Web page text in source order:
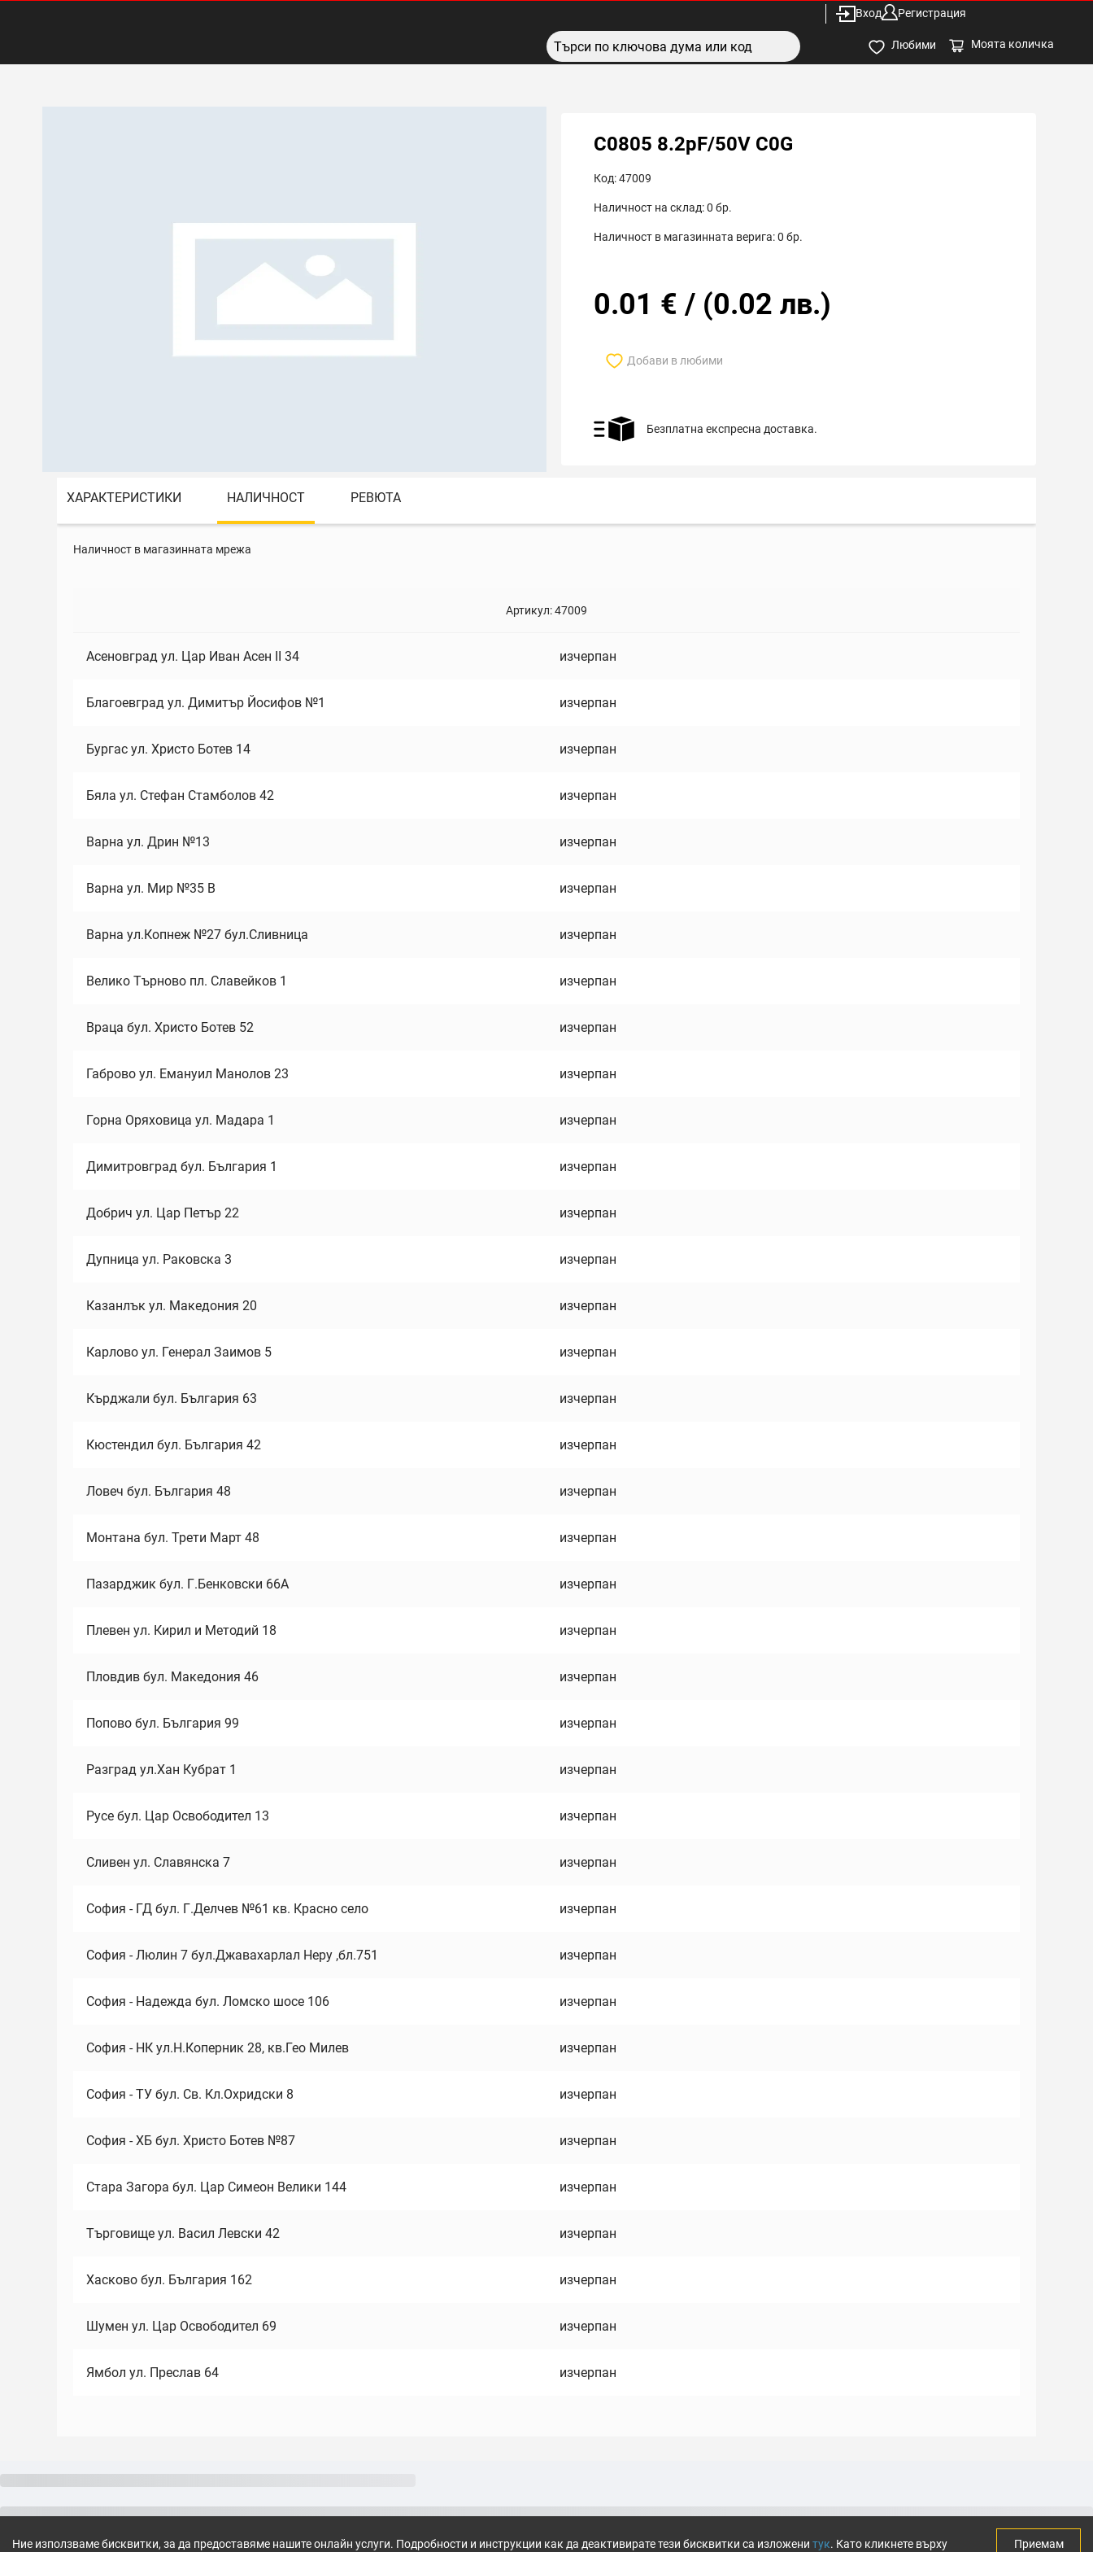
Вход Регистрация
Любими Моята количка
C0805 8.2pF/50V C0G
Код:47009
Наличност на склад:0 бр.
Наличност в магазинната верига:0 бр.
0.01 € / (0.02 лв.)
Добави в любими
Безплатна експресна доставка.
ХАРАКТЕРИСТИКИ НАЛИЧНОСТ РЕВЮТА
Наличност в магазинната мрежа
Артикул:47009
Асеновград ул. Цар Иван Асен II 34 изчерпан
Благоевград ул. Димитър Йосифов №1 изчерпан
Бургас ул. Христо Ботев 14 изчерпан
Бяла ул. Стефан Стамболов 42 изчерпан
Варна ул. Дрин №13 изчерпан
Варна ул. Мир №35 В изчерпан
Варна ул.Копнеж №27 бул.Сливница изчерпан
Велико Търново пл. Славейков 1 изчерпан
Враца бул. Христо Ботев 52 изчерпан
Габрово ул. Емануил Манолов 23 изчерпан
Горна Оряховица ул. Мадара 1 изчерпан
Димитровград бул. България 1 изчерпан
Добрич ул. Цар Петър 22 изчерпан
Дупница ул. Раковска 3 изчерпан
Казанлък ул. Македония 20 изчерпан
Карлово ул. Генерал Заимов 5 изчерпан
Кърджали бул. България 63 изчерпан
Кюстендил бул. България 42 изчерпан
Ловеч бул. България 48 изчерпан
Монтана бул. Трети Март 48 изчерпан
Пазарджик бул. Г.Бенковски 66А изчерпан
Плевен ул. Кирил и Методий 18 изчерпан
Пловдив бул. Македония 46 изчерпан
Попово бул. България 99 изчерпан
Разград ул.Хан Кубрат 1 изчерпан
Русе бул. Цар Освободител 13 изчерпан
Сливен ул. Славянска 7 изчерпан
София - ГД бул. Г.Делчев №61 кв. Красно село изчерпан
София - Люлин 7 бул.Джавахарлал Неру ,бл.751 изчерпан
София - Надежда бул. Ломско шосе 106 изчерпан
София - НК ул.Н.Коперник 28, кв.Гео Милев изчерпан
София - ТУ бул. Св. Кл.Охридски 8 изчерпан
София - ХБ бул. Христо Ботев №87 изчерпан
Стара Загора бул. Цар Симеон Велики 144 изчерпан
Търговище ул. Васил Левски 42 изчерпан
Хасково бул. България 162 изчерпан
Шумен ул. Цар Освободител 69 изчерпан
Ямбол ул. Преслав 64 изчерпан
Ние използваме бисквитки, за да предоставяме нашите онлайн услуги. Подробности и инструкции как да деактивирате тези бисквитки са изложени тук. Като кликнете върху Приемам